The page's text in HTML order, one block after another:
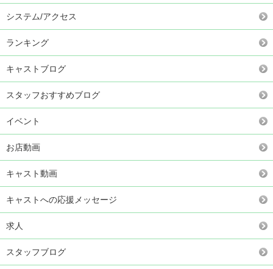
システム/アクセス
ランキング
キャストブログ
スタッフおすすめブログ
イベント
お店動画
キャスト動画
キャストへの応援メッセージ
求人
スタッフブログ